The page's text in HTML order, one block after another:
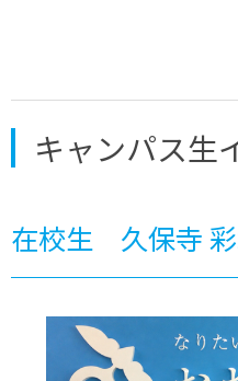
キャンパス生
在校生 久保寺